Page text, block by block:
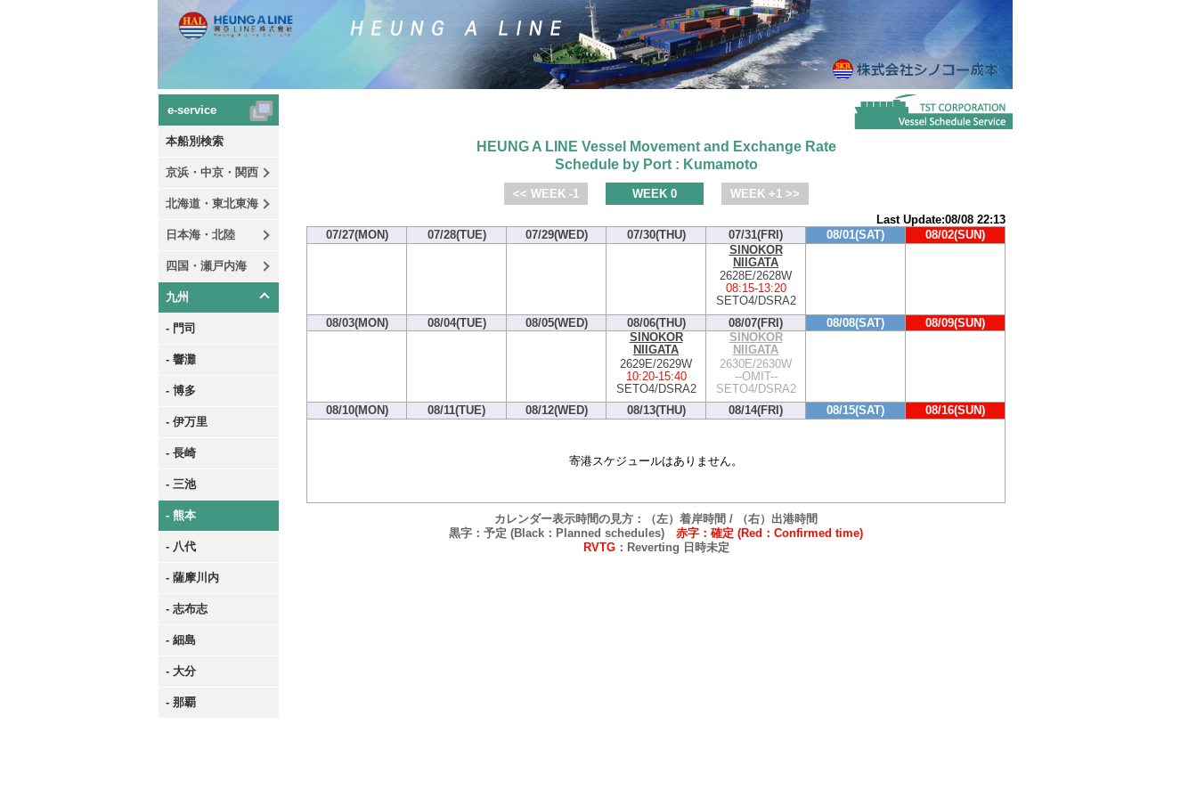
e-service
本船別検索
京浜・中京・関西
北海道・東北東海
日本海・北陸
四国・瀬戸内海
九州
- 門司
- 響灘
- 博多
- 伊万里
- 長崎
- 三池
- 熊本
- 八代
- 薩摩川内
- 志布志
- 細島
- 大分
- 那覇
HEUNG A LINE Vessel Movement and Exchange Rate
Schedule by Port : Kumamoto
<< WEEK -1 WEEK 0
WEEK +1 >>
Last Update:08/08 22:13
07/27(MON)
07/28(TUE) 07/29(WED) 07/30(THU) 07/31(FRI) 08/01(SAT)
08/02(SUN)
SINOKOR
NIIGATA
2628E/2628W
08:15-13:20
SETO4/DSRA2
08/03(MON)
08/04(TUE) 08/05(WED) 08/06(THU) 08/07(FRI) 08/08(SAT)
08/09(SUN)
SINOKOR
NIIGATA
2629E/2629W
10:20-15:40
SETO4/DSRA2
SINOKOR
NIIGATA
2630E/2630W
--OMIT--
SETO4/DSRA2
08/10(MON)
08/11(TUE) 08/12(WED) 08/13(THU) 08/14(FRI) 08/15(SAT) 08/16(SUN)
寄港スケジュールはありません。
カレンダー表示時間の見方：（左）着岸時間 / （右）出港時間
黒字：予定 (Black：Planned schedules) 赤字：確定 (Red：Confirmed time)
RVTG：Reverting 日時未定